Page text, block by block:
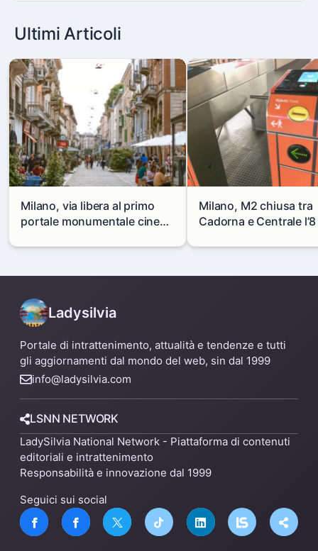
Ultimi Articoli
Milano, via libera al primo
portale monumentale cinese
Milano, M2 chiusa tra
Cadorna e Centrale
alternative
Ladysilvia
Portale di intrattenimento, attualità e tendenze e tutti
gli aggiornamenti dal mondo del web, sin dal 1999
info@ladysilvia.com
LSNN NETWORK
LadySilvia National Network - Piattaforma di contenuti
editoriali e intrattenimento
Responsabilità e innovazione dal 1999
Seguici sui social